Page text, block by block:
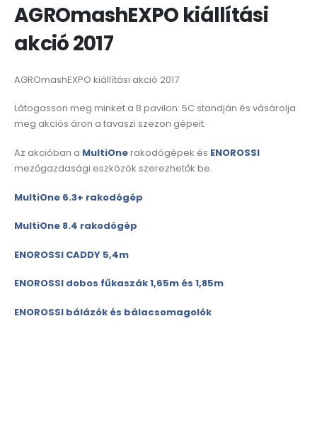
AGROmashEXPO kiállítási
akció 2017
AGROmashEXPO kiállítási akció 2017
Látogasson meg minket a B pavilon: 5C standján és vásárolja
meg akciós áron a tavaszi szezon gépeit.
Az akcióban a MultiOnerakodógépek és ENOROSSI
mezőgazdasági eszközök szerezhetők be.
MultiOne 6.3+ rakodógép
MultiOne 8.4 rakodógép
ENOROSSI CADDY 5,4m
ENOROSSI dobos fűkaszák 1,65m és 1,85m
ENOROSSI bálázók és bálacsomagolók